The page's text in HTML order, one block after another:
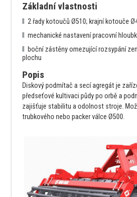
Základní vlastnosti
2 řady kotoučů Ø510; krajní kotouče
mechanické nastavení pracovní
boční zástěny omezující rozsypání
plochu
Popis
Diskový podmítač a secí agregát je
předseťové kultivaci půdy po orbě a
zajišťuje stabilitu a odolnost stroje.
trubkového nebo packer válce Ø500.